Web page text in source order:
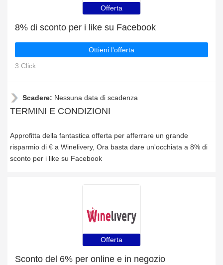
Offerta
8% di sconto per i like su Facebook
Ottieni l'offerta
3 Click
Scadere: Nessuna data di scadenza
TERMINI E CONDIZIONI
Approfitta della fantastica offerta per afferrare un grande
risparmio di € a Winelivery, Ora basta dare un'occhiata a 8% di
sconto per i like su Facebook
Offerta
Sconto del 6% per online e in negozio